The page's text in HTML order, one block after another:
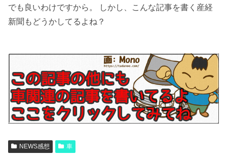
でも良いわけですから。 しかし、こんな記事を書く産経
新聞もどうかしてるよね？
NEWS感想 車